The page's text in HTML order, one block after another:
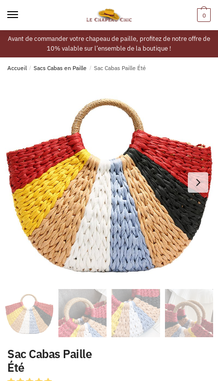
0
Avant de commander votre chapeau de paille, profitez de notre offre de
10% valable sur l’ensemble de la boutique !
Accueil / Sacs Cabas en Paille / Sac Cabas Paille Été
Sac Cabas Paille
Été